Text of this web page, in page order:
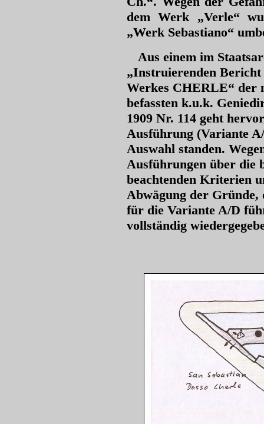
dem Werk „Verle“
„Werk Sebastiano“
Aus einem im
„Instruierenden Bericht
Werkes CHERLE“ der
befassten k.u.k.
1909 Nr. 114 geht
Ausführung (Variante
Auswahl standen.
Ausführungen über die
beachtenden Kriterien
Abwägung der Gründe,
für die Variante A/D
vollständig